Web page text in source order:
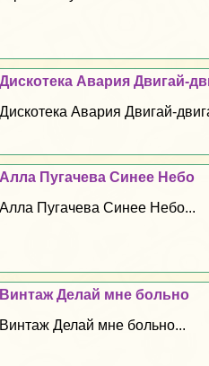
Дискотека Авария Двигай-
Дискотека Авария Двигай-
Алла Пугачева Синее Небо
Алла Пугачева Синее Небо...
Винтаж Делай мне больно
Винтаж Делай мне больно...